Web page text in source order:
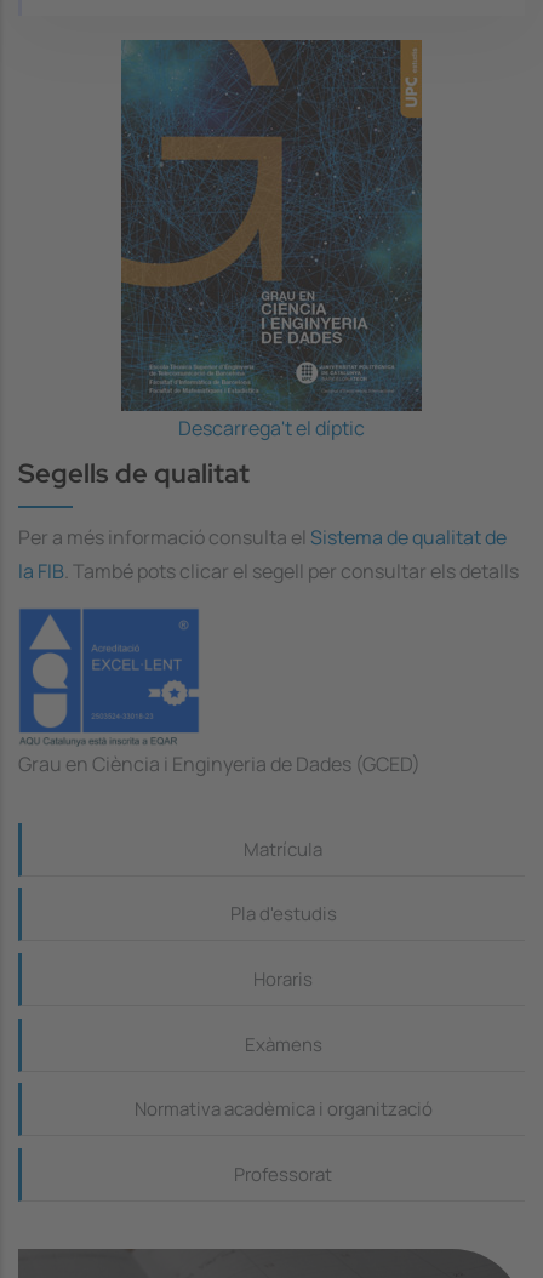
Descarrega't el díptic
Segells de qualitat
Per a més informació consulta el Sistema de qualitat de
la FIB. També pots clicar el segell per consultar els detalls
Grau en Ciència i Enginyeria de Dades (GCED)
Matrícula
Pla d'estudis
Horaris
Exàmens
Normativa acadèmica i organització
Professorat